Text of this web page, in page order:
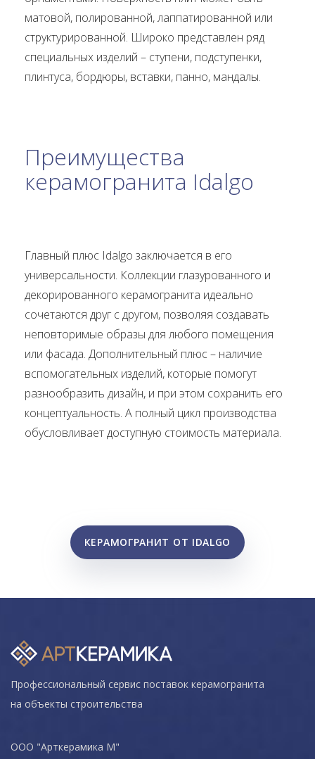
матовой, полированной, лаппатированной или
структурированной. Широко представлен ряд
специальных изделий – ступени, подступенки,
плинтуса, бордюры, вставки, панно, мандалы.
Преимущества
керамогранита Idalgo
Главный плюс Idalgo заключается в его
универсальности. Коллекции глазурованного и
декорированного керамогранита идеально
сочетаются друг с другом, позволяя создавать
неповторимые образы для любого помещения
или фасада. Дополнительный плюс – наличие
вспомогательных изделий, которые помогут
разнообразить дизайн, и при этом сохранить его
концептуальность. А полный цикл производства
обусловливает доступную стоимость материала.
КЕРАМОГРАНИТ ОТ IDALGO
Профессиональный сервис поставок керамогранита
на объекты строительства
ООО "Арткерамика М"